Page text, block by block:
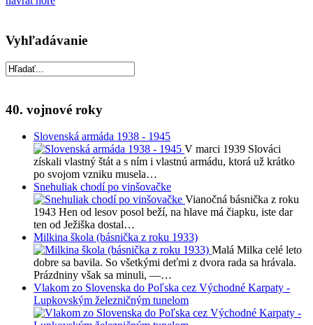
Vyhľadávanie
40. vojnové roky
Slovenská armáda 1938 - 1945
V marci 1939 Slováci
získali vlastný štát a s ním i vlastnú armádu, ktorá už krátko
po svojom vzniku musela…
Snehuliak chodí po vinšovačke
Vianočná básnička z roku
1943 Hen od lesov posol beží, na hlave má čiapku, iste dar
ten od Ježiška dostal…
Milkina škola (básnička z roku 1933)
Malá Milka celé leto
dobre sa bavila. So všetkými deťmi z dvora rada sa hrávala.
Prázdniny však sa minuli, —…
Vlakom zo Slovenska do Poľska cez Východné Karpaty -
Lupkovským železničným tunelom